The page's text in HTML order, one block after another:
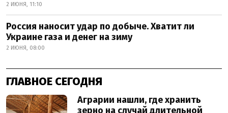
2 ИЮНЯ, 11:10
Россия наносит удар по добыче. Хватит ли
Украине газа и денег на зиму
2 ИЮНЯ, 08:00
ГЛАВНОЕ СЕГОДНЯ
Аграрии нашли, где хранить
зерно на случай длительной